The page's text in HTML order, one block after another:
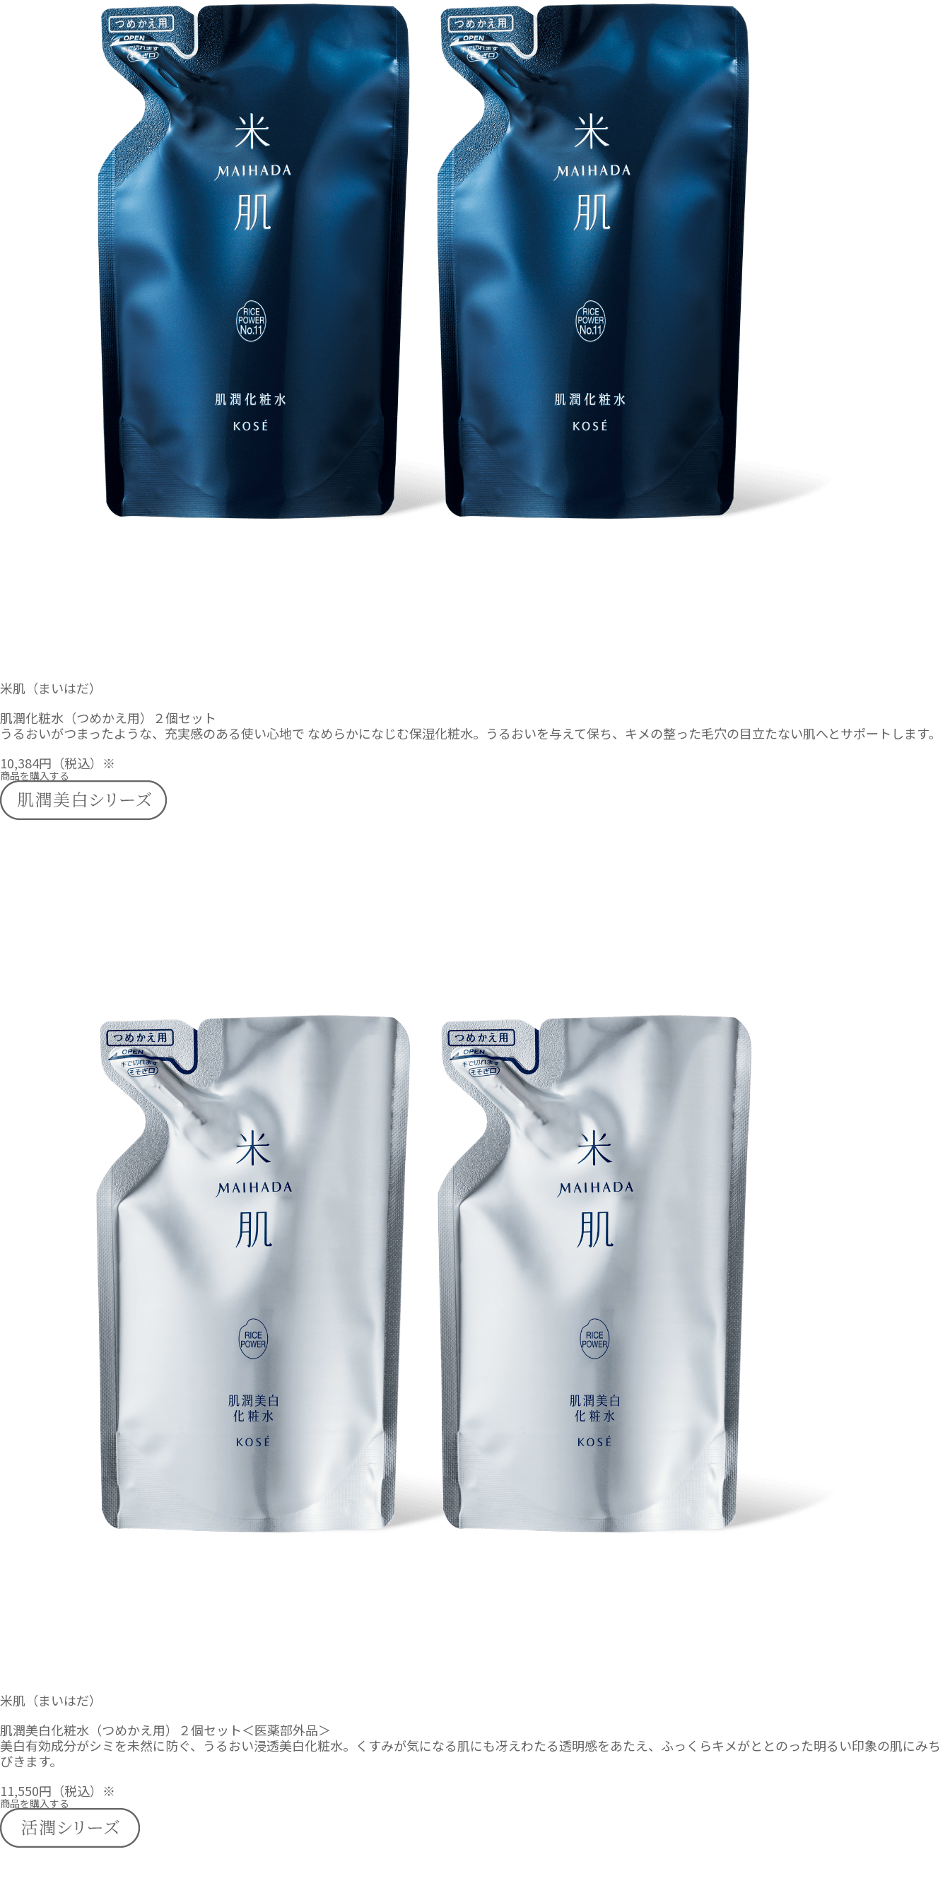
米肌（まいはだ）
肌潤化粧水（つめかえ用）２個セット
うるおいがつまったような、充実感のある使い心地で なめらかになじむ保湿化粧水。うるおいを与えて保ち、キメの整った毛穴の目立たない肌へとサポートします。
10,384円 （税込）※
商品を購入する
米肌（まいはだ）
肌潤美白化粧水（つめかえ用）２個セット＜医薬部外品＞
美白有効成分がシミを未然に防ぐ、うるおい浸透美白化粧水。くすみが気になる肌にも冴えわたる透明感をあたえ、ふっくらキメがととのった明るい印象の肌にみち
びきます。
11,550円 （税込）※
商品を購入する